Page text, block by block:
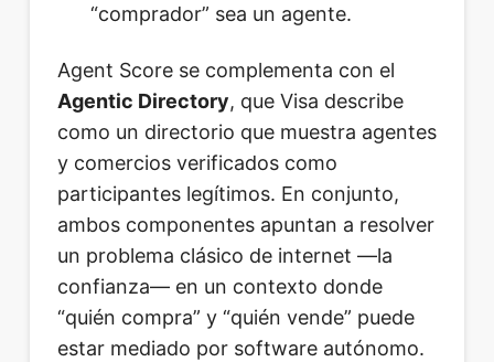
“comprador” sea un agente.
Agent Score se complementa con el
Agentic Directory, que Visa describe
como un directorio que muestra agentes
y comercios verificados como
participantes legítimos. En conjunto,
ambos componentes apuntan a resolver
un problema clásico de internet —la
confianza— en un contexto donde
“quién compra” y “quién vende” puede
estar mediado por software autónomo.